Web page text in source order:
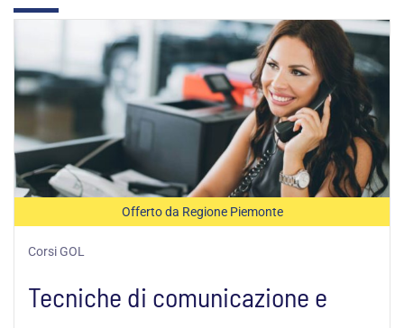
Offerto da Regione Piemonte
Corsi GOL
Tecniche di comunicazione e